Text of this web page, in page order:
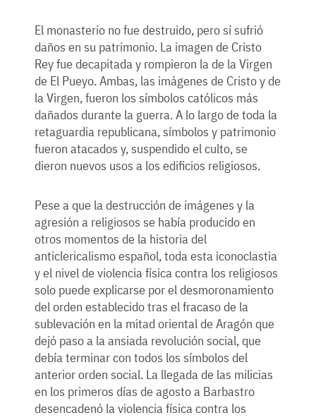
El monasterio no fue destruido, pero sí sufrió
daños en su patrimonio. La imagen de Cristo
Rey fue decapitada y rompieron la de la Virgen
de El Pueyo. Ambas, las imágenes de Cristo y de
la Virgen, fueron los símbolos católicos más
dañados durante la guerra. A lo largo de toda la
retaguardia republicana, símbolos y patrimonio
fueron atacados y, suspendido el culto, se
dieron nuevos usos a los edificios religiosos.
Pese a que la destrucción de imágenes y la
agresión a religiosos se había producido en
otros momentos de la historia del
anticlericalismo español, toda esta iconoclastia
y el nivel de violencia física contra los religiosos
solo puede explicarse por el desmoronamiento
del orden establecido tras el fracaso de la
sublevación en la mitad oriental de Aragón que
dejó paso a la ansiada revolución social, que
debía terminar con todos los símbolos del
anterior orden social. La llegada de las milicias
en los primeros días de agosto a Barbastro
desencadenó la violencia física contra los